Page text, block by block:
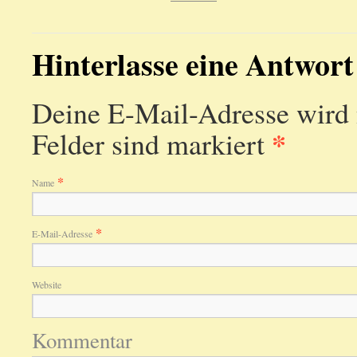
Hinterlasse eine Antwort
Deine E-Mail-Adresse
Felder sind markiert *
Name *
E-Mail-Adresse *
Website
Kommentar